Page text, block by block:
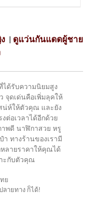
| ดูแว่นกันแดดผู้ชาย
ด้รับความนิยมสูง
จุดเด่นคือเพิ่มลุคให้
น่ห์ให้ตัวคุณ และยัง
ต่อเวลาได้อีกด้วย
าพดี นาฬิกาสวย หรู
า ทางร้านของเรามี
ลายราคาให้คุณได้
ะกับตัวคุณ
ย
ลายทาง ก็ได้!